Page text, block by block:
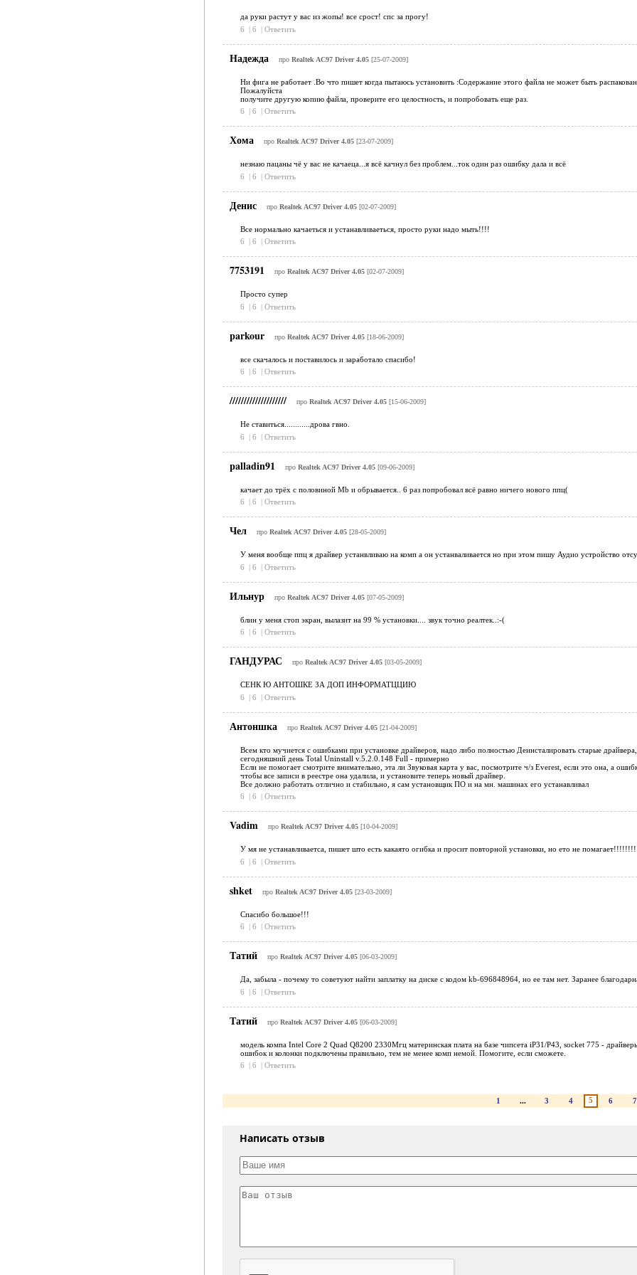
да руки растут у вас из жопы! все срост! спс за прогу!
6
| 6 | Ответить
Надежда про Realtek AC97 Driver 4.05[25-07-2009]
Ни фига не работает .Во что пишет когда пытаюсь установить :Содержание этого файла не может быть
Пожалуйста
получите другую копию файла, проверите его целостность, и попробовать еще раз.
6
| 6 | Ответить
Хома про Realtek AC97 Driver 4.05[23-07-2009]
незнаю пацаны чё у вас не качаеца...я всё качнул без проблем...ток один раз ошибку дала и всё
6
| 6 | Ответить
Денис про Realtek AC97 Driver 4.05[02-07-2009]
Все нормально качаеться и устанавливаеться, просто руки надо мыть!!!!
6
| 6 | Ответить
7753191 про Realtek AC97 Driver 4.05[02-07-2009]
Просто супер
6
| 6 | Ответить
parkour про Realtek AC97 Driver 4.05[18-06-2009]
все скачалось и поставилось и заработало спасибо!
6
| 6 | Ответить
//////////////////// про Realtek AC97 Driver 4.05[15-06-2009]
Не ставиться............дрова гвно.
6
| 6 | Ответить
palladin91 про Realtek AC97 Driver 4.05[09-06-2009]
качает до трёх с половиной Mb и обрывается.. 6 раз попробовал всё равно ничего нового ппц(
6
| 6 | Ответить
Чел про Realtek AC97 Driver 4.05[28-05-2009]
У меня вообще ппц я драйвер устанвливаю на комп а он устанваливается но при этом пишу Аудио устройство
6
| 6 | Ответить
Ильнур про Realtek AC97 Driver 4.05[07-05-2009]
блин у меня стоп экран, вылазит на 99 % установки.... звук точно реалтек..:-(
6
| 6 | Ответить
ГАНДУРАС про Realtek AC97 Driver 4.05[03-05-2009]
СЕНК Ю АНТОШКЕ ЗА ДОП ИНФОРМАТЦЦИЮ
6
| 6 | Ответить
Антоншка про Realtek AC97 Driver 4.05[21-04-2009]
Всем кто мучиется с ошибками при установке драйверов, надо либо полностью Деинсталировать старые
сегодняшний день Total Uninstall v.5.2.0.148 Full - примерно
Если не помогает смотрите внимательно, эта ли Звуковая карта у вас, посмотрите ч/з Everest, если это она, а
чтобы все записи в реестре она удалила, и установите теперь новый драйвер.
Все должно работать отлично и стабильно, я сам установщик ПО и на мн. машинах его устанавливал
6
| 6 | Ответить
Vadim про Realtek AC97 Driver 4.05[10-04-2009]
У мя не устанавливаетса, пишет што есть какаято огибка и просит повторной установки, но ето не помагает!!!!!!!!
6
| 6 | Ответить
shket про Realtek AC97 Driver 4.05[23-03-2009]
Спасибо большое!!!
6
| 6 | Ответить
Татий про Realtek AC97 Driver 4.05[06-03-2009]
Да, забыла - почему то советуют найти заплатку на диске с кодом kb-696848964, но ее там нет. Заранее
6
| 6 | Ответить
Татий про Realtek AC97 Driver 4.05[06-03-2009]
модель компа Intel Core 2 Quad Q8200 2330Mгц материнская плата на базе чипсета iP31/P43, socket 775 -
ошибок и колонки подключены правильно, тем не менее комп немой. Помогите, если сможете.
6
| 6 | Ответить
1 ... 3 4 5 6 7
Написать отзыв